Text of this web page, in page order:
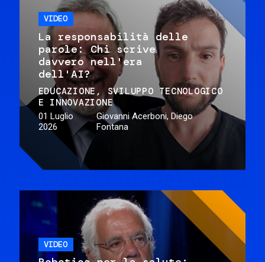
VIDEO
La responsabilità delle
parole: Chi scrive
davvero nell'era
dell'AI?
EDUCAZIONE
SVILUPPO TECNOLOGICO
E INNOVAZIONE
01 Luglio
2026
Giovanni Acerboni, Diego
Fontana
VIDEO